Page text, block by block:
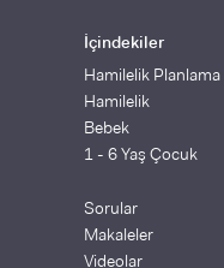
İçindekiler
Hamilelik Planlama
Hamilelik
Bebek
1 - 6 Yaş Çocuk
Sorular
Makaleler
Videolar